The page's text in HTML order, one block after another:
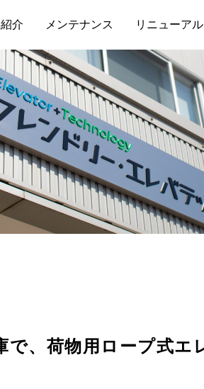
介
ベーター
ーター
ベーター
ベーター
消機
昇降機
メンテナンス リニューアル
で、荷物用ロープ式エ